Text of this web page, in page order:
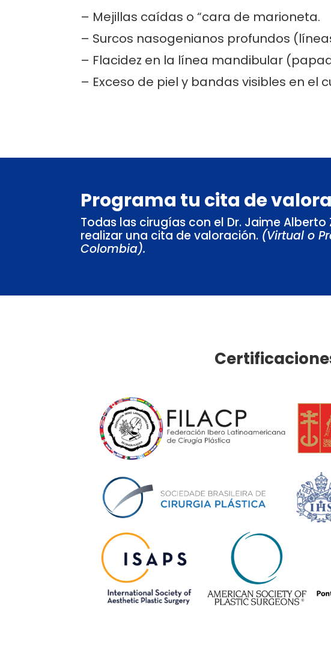
– Mejillas caídas o “cara de marioneta.
– Surcos nasogenianos profundos
– Flacidez en la línea mandibular
– Exceso de piel y bandas visibles en el
Programa tu cita de
Todas las cirugías con el Dr. Jaime
realizar una cita de valoración. (Virtual o
Colombia).